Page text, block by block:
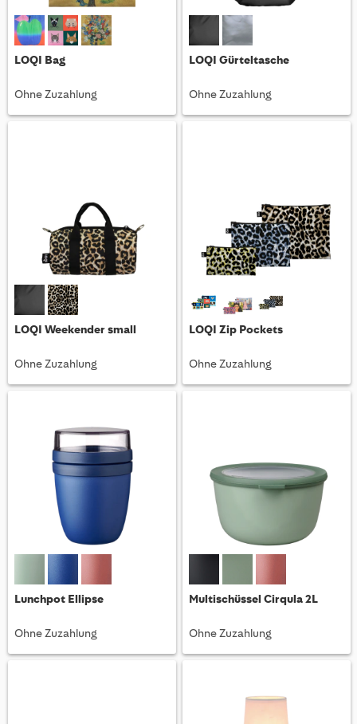
LOQI Bag
Ohne Zuzahlung
LOQI Gürteltasche
Ohne Zuzahlung
LOQI Weekender small
Ohne Zuzahlung
LOQI Zip Pockets
Ohne Zuzahlung
Lunchpot Ellipse
Ohne Zuzahlung
Multischüssel Cirqula 2L
Ohne Zuzahlung